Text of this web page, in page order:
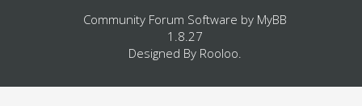
Community Forum Software by MyBB
1.8.27
Designed By Rooloo.